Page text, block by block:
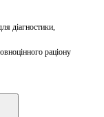
діагностики,
раціону